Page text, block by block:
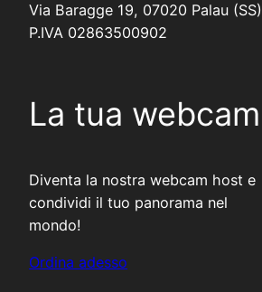
Via Baragge 19, 07020 Palau (SS)
P.IVA 02863500902
La tua webcam
Diventa la nostra webcam host e
condividi il tuo panorama nel
mondo!
Ordina adesso